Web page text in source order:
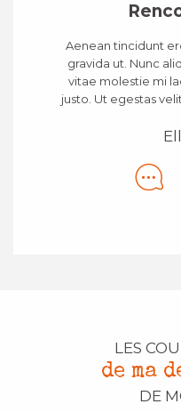
Aenean tincidunt
gravida ut. Nunc
vitae molestie mi
justo. Ut egestas
LES
de ma
DE